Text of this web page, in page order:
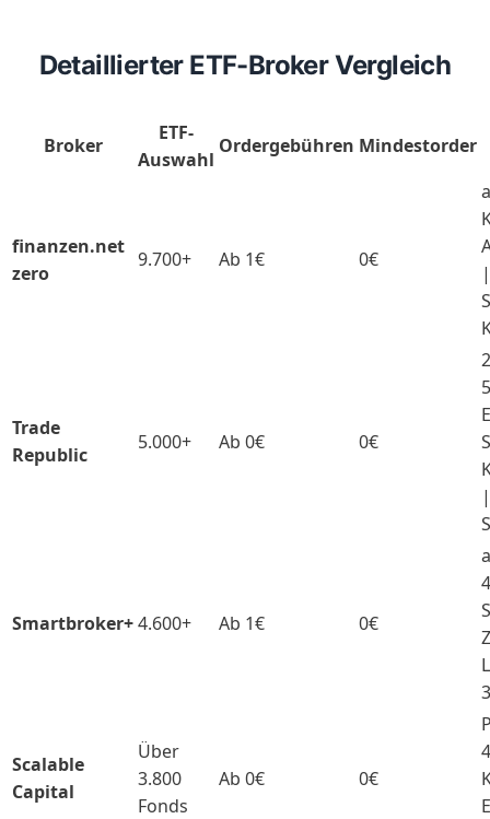
Detaillierter ETF-Broker Vergleich
Broker
ETF-
Auswahl
Ordergebühren Mindestorder
finanzen.net
zero
9.700+ Ab 1€ 0€
Trade
Republic
5.000+ Ab 0€ 0€
Smartbroker+4.600+ Ab 1€ 0€
Scalable
Capital
Über
3.800
Fonds
Ab 0€ 0€